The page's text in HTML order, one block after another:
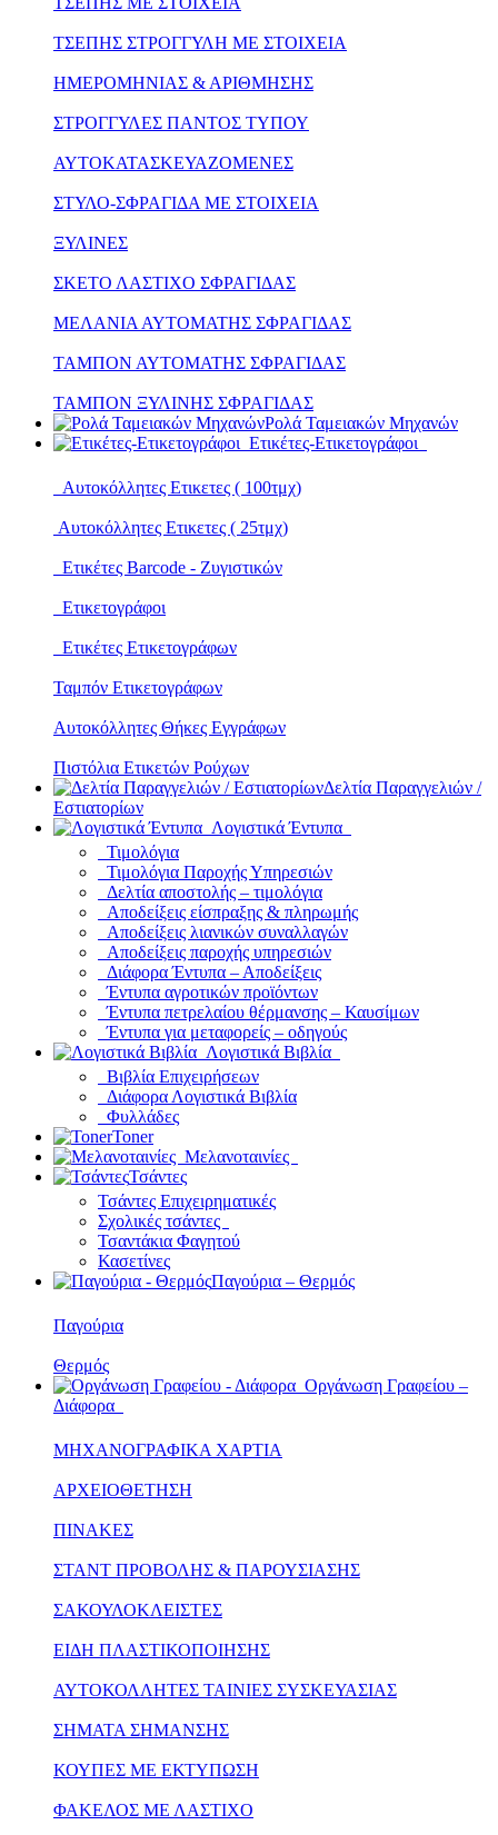
ΤΣΕΠΗΣ ΣΤΡΟΓΓΥΛΗ ΜΕ ΣΤΟΙΧΕΙΑ
ΗΜΕΡΟΜΗΝΙΑΣ & ΑΡΙΘΜΗΣΗΣ
ΣΤΡΟΓΓΥΛΕΣ ΠΑΝΤΟΣ ΤΥΠΟΥ
ΑΥΤΟΚΑΤΑΣΚΕΥΑΖΟΜΕΝΕΣ
ΣΤΥΛΟ-ΣΦΡΑΓΙΔΑ ΜΕ ΣΤΟΙΧΕΙΑ
ΞΥΛΙΝΕΣ
ΣΚΕΤΟ ΛΑΣΤΙΧΟ ΣΦΡΑΓΙΔΑΣ
ΜΕΛΑΝΙΑ ΑΥΤΟΜΑΤΗΣ ΣΦΡΑΓΙΔΑΣ
ΤΑΜΠΟΝ ΑΥΤΟΜΑΤΗΣ ΣΦΡΑΓΙΔΑΣ
ΤΑΜΠΟΝ ΞΥΛΙΝΗΣ ΣΦΡΑΓΙΔΑΣ
Ρολά Ταμειακών Μηχανών
Ετικέτες-Ετικετογράφοι
Αυτοκόλλητες Ετικετες ( 100τμχ)
Αυτοκόλλητες Ετικετες ( 25τμχ)
Ετικέτες Barcode - Ζυγιστικών
Ετικετογράφοι
Ετικέτες Ετικετογράφων
Ταμπόν Ετικετογράφων
Αυτοκόλλητες Θήκες Εγγράφων
Πιστόλια Ετικετών Ρούχων
Δελτία Παραγγελιών /
Εστιατορίων
Λογιστικά Έντυπα
Τιμολόγια
Τιμολόγια Παροχής Υπηρεσιών
Δελτία αποστολής – τιμολόγια
Αποδείξεις είσπραξης & πληρωμής
Αποδείξεις λιανικών συναλλαγών
Αποδείξεις παροχής υπηρεσιών
Διάφορα Έντυπα – Αποδείξεις
Έντυπα αγροτικών προϊόντων
Έντυπα πετρελαίου θέρμανσης – Καυσίμων
Έντυπα για μεταφορείς – οδηγούς
Λογιστικά Βιβλία
Βιβλία Επιχειρήσεων
Διάφορα Λογιστικά Βιβλία
Φυλλάδες
Toner
Μελανοταινίες
Τσάντες
Τσάντες Επιχειρηματικές
Σχολικές τσάντες
Τσαντάκια Φαγητού
Κασετίνες
Παγούρια – Θερμός
Παγούρια
Θερμός
Οργάνωση Γραφείου –
Διάφορα
ΜΗΧΑΝΟΓΡΑΦΙΚΑ ΧΑΡΤΙΑ
ΑΡΧΕΙΟΘΕΤΗΣΗ
ΠΙΝΑΚΕΣ
ΣΤΑΝΤ ΠΡΟΒΟΛΗΣ & ΠΑΡΟΥΣΙΑΣΗΣ
ΣΑΚΟΥΛΟΚΛΕΙΣΤΕΣ
ΕΙΔΗ ΠΛΑΣΤΙΚΟΠΟΙΗΣΗΣ
ΑΥΤΟΚΟΛΛΗΤΕΣ ΤΑΙΝΙΕΣ ΣΥΣΚΕΥΑΣΙΑΣ
ΣΗΜΑΤΑ ΣΗΜΑΝΣΗΣ
ΚΟΥΠΕΣ ΜΕ ΕΚΤΥΠΩΣΗ
ΦΑΚΕΛΟΣ ΜΕ ΛΑΣΤΙΧΟ